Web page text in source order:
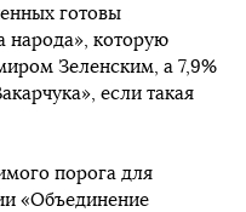
готовы
народа», которую
Зеленским, а 7,9%
если такая
порога для
«Объединение